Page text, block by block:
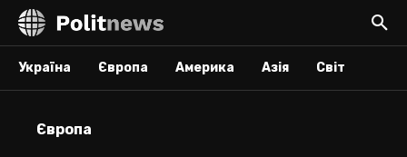
Україна Європа Америка Азія Світ
Європа